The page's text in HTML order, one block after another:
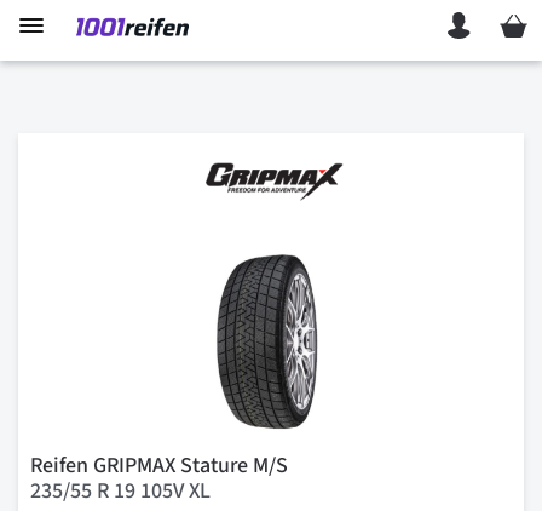
Mein
Reifen GRIPMAX Stature M/S
235/55 R 19 105V XL